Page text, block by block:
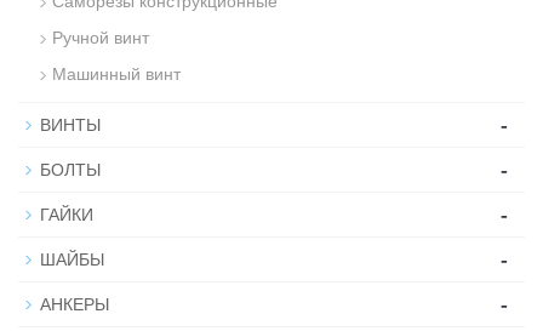
Ручной винт
Машинный винт
ВИНТЫ -
БОЛТЫ -
ГАЙКИ -
ШАЙБЫ -
АНКЕРЫ -